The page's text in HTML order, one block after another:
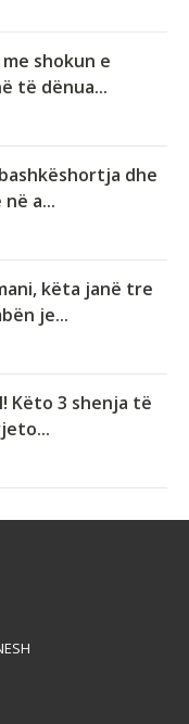
shokun e
të dënua...
dhe
a...
këta janë tre
je...
Këto 3 shenja të